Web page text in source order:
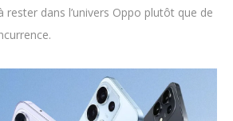
dans l’univers Oppo plutôt que de